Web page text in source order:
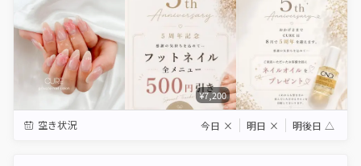
¥7,200
空き状況 今日 × 明日 × 明後日 △